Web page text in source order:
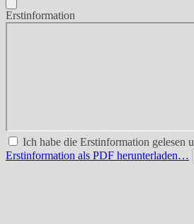
Erstinformation
Ich habe die Erstinformation gelesen
Erstinformation als PDF herunterladen…